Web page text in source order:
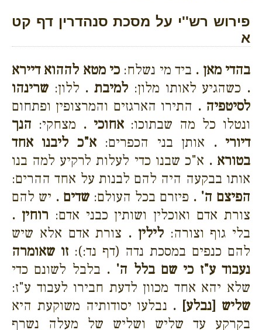
פירוש רש''י על מסכת סנהדרין דף קט
א
בהדי מאן . ביד מי נשלח: כי מטא לההוא דיירא
. כשהגיע לאותו מלון: למיבת . ללון: שרינהו
לסיטפיה . התירו הארגזים והמרצופין ופתחום
ונטלו כל מה שבתוכו:אחוכי . מצחקי: הנך
דיורי . אותן בני הכפרים:א"כ ליבנו אחד
בטורא . א"כ שבנו כדי לעלות לרקיע למה בנו
אותו בבקעה היה להם לבנות על אחד ההרים:
הפיצם ה' . פיזרם בכל העולם: שדים . יש להם
צורת אדם ואוכלין ושותין כבני אדם: רוחין .
בלי גוף וצורה:לילין . צורת אדם אלא שיש
להם כנפים במסכת נדה (דף נד:):זו שאומרה
נעבוד ע"ז כי שם בלל ה' . בלבל לשונם כדי
שלא יהא אחד מכוון לדעת חבירו לעבוד ע"ז:
שליש [נבלע] . נבלעו יסודותיה משוקעת היא
בקרקע עד שליש ושליש של מעלה נשרף